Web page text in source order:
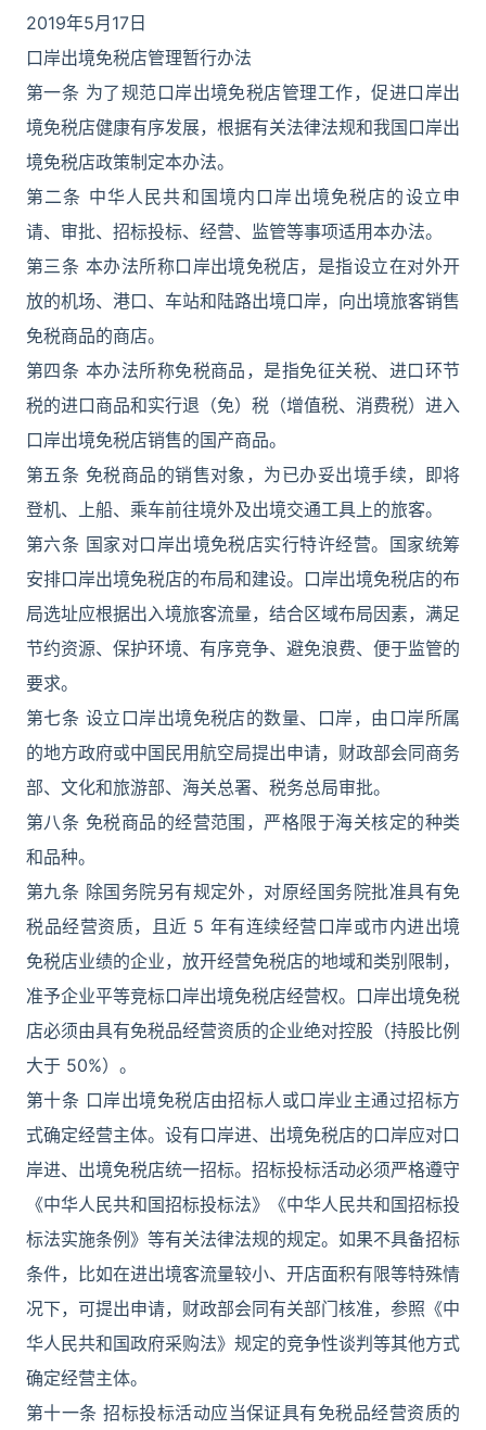
2019年5月17日
口岸出境免税店管理暂行办法
第一条 为了规范口岸出境免税店管理工作，促进口岸出
境免税店健康有序发展，根据有关法律法规和我国口岸出
境免税店政策制定本办法。
第二条 中华人民共和国境内口岸出境免税店的设立申
请、审批、招标投标、经营、监管等事项适用本办法。
第三条 本办法所称口岸出境免税店，是指设立在对外开
放的机场、港口、车站和陆路出境口岸，向出境旅客销售
免税商品的商店。
第四条 本办法所称免税商品，是指免征关税、进口环节
税的进口商品和实行退（免）税（增值税、消费税）进入
口岸出境免税店销售的国产商品。
第五条 免税商品的销售对象，为已办妥出境手续，即将
登机、上船、乘车前往境外及出境交通工具上的旅客。
第六条 国家对口岸出境免税店实行特许经营。国家统筹
安排口岸出境免税店的布局和建设。口岸出境免税店的布
局选址应根据出入境旅客流量，结合区域布局因素，满足
节约资源、保护环境、有序竞争、避免浪费、便于监管的
要求。
第七条 设立口岸出境免税店的数量、口岸，由口岸所属
的地方政府或中国民用航空局提出申请，财政部会同商务
部、文化和旅游部、海关总署、税务总局审批。
第八条 免税商品的经营范围，严格限于海关核定的种类
和品种。
第九条 除国务院另有规定外，对原经国务院批准具有免
税品经营资质，且近 5 年有连续经营口岸或市内进出境
免税店业绩的企业，放开经营免税店的地域和类别限制，
准予企业平等竞标口岸出境免税店经营权。口岸出境免税
店必须由具有免税品经营资质的企业绝对控股（持股比例
大于 50%）。
第十条 口岸出境免税店由招标人或口岸业主通过招标方
式确定经营主体。设有口岸进、出境免税店的口岸应对口
岸进、出境免税店统一招标。招标投标活动必须严格遵守
《中华人民共和国招标投标法》《中华人民共和国招标投
标法实施条例》等有关法律法规的规定。如果不具备招标
条件，比如在进出境客流量较小、开店面积有限等特殊情
况下，可提出申请，财政部会同有关部门核准，参照《中
华人民共和国政府采购法》规定的竞争性谈判等其他方式
确定经营主体。
第十一条 招标投标活动应当保证具有免税品经营资质的